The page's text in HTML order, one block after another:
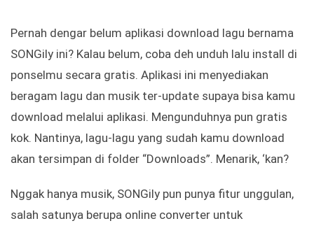
Pernah dengar belum aplikasi download lagu bernama
SONGily ini? Kalau belum, coba deh unduh lalu install di
ponselmu secara gratis. Aplikasi ini menyediakan
beragam lagu dan musik ter-update supaya bisa kamu
download melalui aplikasi. Mengunduhnya pun gratis
kok. Nantinya, lagu-lagu yang sudah kamu download
akan tersimpan di folder “Downloads”. Menarik, ‘kan?
Nggak hanya musik, SONGily pun punya fitur unggulan,
salah satunya berupa online converter untuk